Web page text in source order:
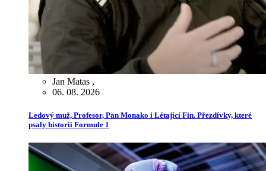
Jan Matas ,
06. 08. 2026
Ledový muž, Profesor, Pan Monako i Létající Fin. Přezdívky, které
psaly historii Formule 1